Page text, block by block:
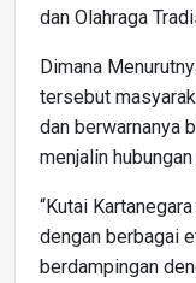
dan Olahraga
Dimana
tersebut
dan berwarnanya
menjalin
“Kutai
dengan berbagai
berdampingan